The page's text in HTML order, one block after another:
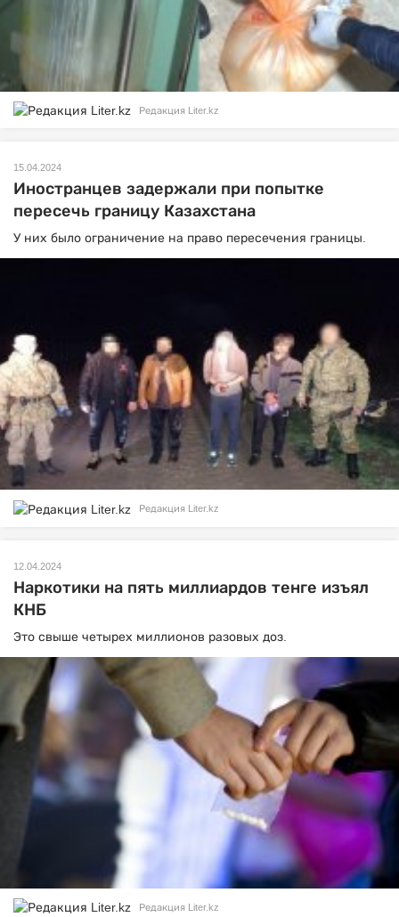
Редакция Liter.kz
15.04.2024
Иностранцев задержали при попытке
пересечь границу Казахстана
У них было ограничение на право пересечения границы.
Редакция Liter.kz
12.04.2024
Наркотики на пять миллиардов тенге изъял
КНБ
Это свыше четырех миллионов разовых доз.
Редакция Liter.kz